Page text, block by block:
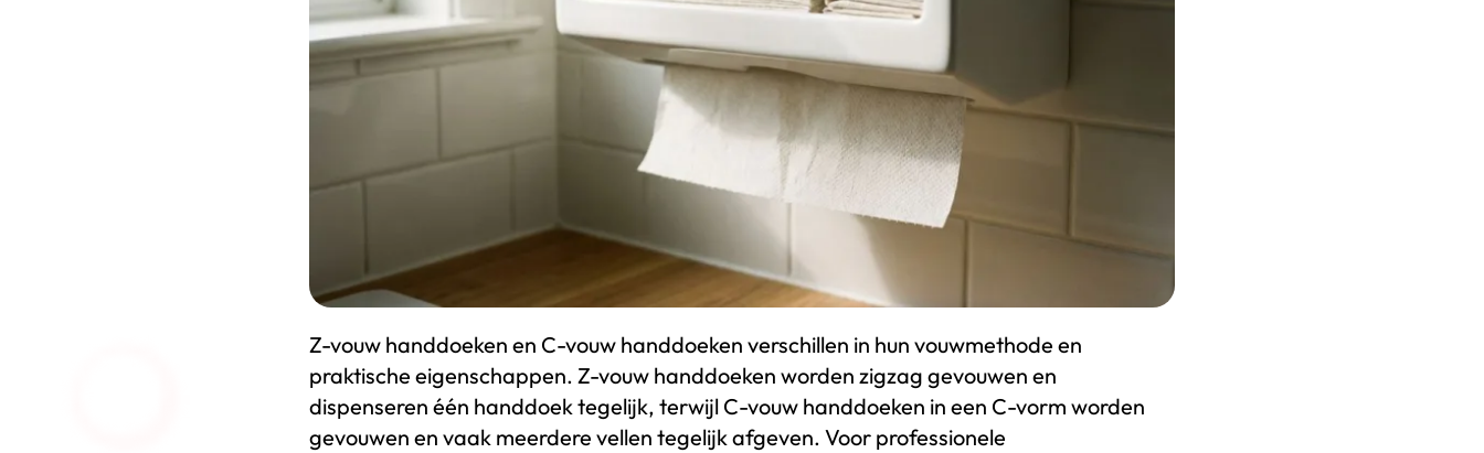
Z-vouw handdoeken en C-vouw handdoeken verschillen in hun vouwmethode en
praktische eigenschappen. Z-vouw handdoeken worden zigzag gevouwen en
dispenseren één handdoek tegelijk, terwijl C-vouw handdoeken in een C-vorm worden
gevouwen en vaak meerdere vellen tegelijk afgeven. Voor professionele